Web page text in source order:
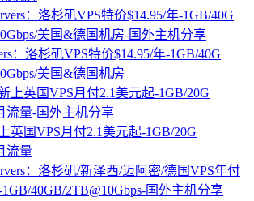
：洛杉矶VPS特价$14.95/年-1GB/40G
美国&德国机房
英国VPS月付2.1美元起-1GB/20G
流量